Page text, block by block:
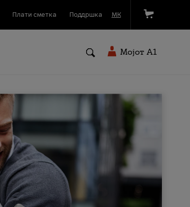
Плати сметка Поддршка МК
Мојот A1